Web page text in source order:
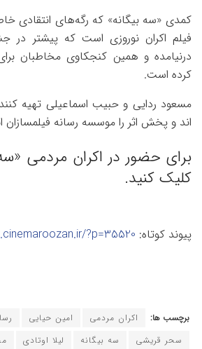
کمدی «سه بیگانه» که رگه‌های انتقادی
فیلم اکران نوروزی است که پیشتر در
درنیامده و همین کنجکاوی مخاطبان
کرده است.
مسعود ردایی و حبیب اسماعیلی تهیه
اند و پخش اثر را موسسه رسانه فیلمسازان
برای حضور در اکران مردمی
کلیک کنید.
پیوند کوتاه: ?p=35520
برچسب ها: اکران مردمی امین حیایی
سحر قریشی
سه بیگانه لیلا اوتادی